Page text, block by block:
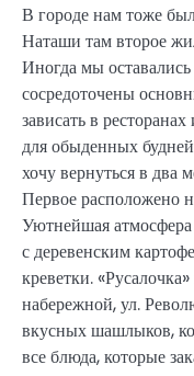
В городе нам тоже
Наташи там второе
Иногда мы
сосредоточены
зависать в
для обыденных
хочу вернуться в два
Первое расположено
Уютнейшая
с деревенским
креветки.
набережной, ул.
вкусных шашлыков,
все блюда, которые